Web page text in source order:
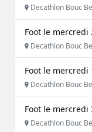
Decathlon Bouc
Foot le mercredi
Decathlon Bouc
Foot le mercredi
Decathlon Bouc
Foot le mercredi
Decathlon Bouc